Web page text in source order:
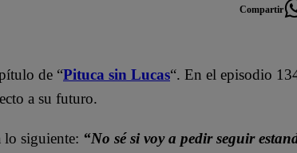
Compartir
de “Pituca sin Lucas“. En el episodio
a su futuro.
lo siguiente: “No sé si voy a pedir seguir